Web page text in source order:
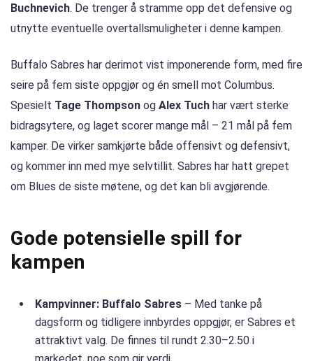
Buchnevich. De trenger å stramme opp det defensive og
utnytte eventuelle overtallsmuligheter i denne kampen.
Buffalo Sabres har derimot vist imponerende form, med fire
seire på fem siste oppgjør og én smell mot Columbus.
Spesielt Tage Thompson og Alex Tuch har vært sterke
bidragsytere, og laget scorer mange mål – 21 mål på fem
kamper. De virker samkjørte både offensivt og defensivt,
og kommer inn med mye selvtillit. Sabres har hatt grepet
om Blues de siste møtene, og det kan bli avgjørende.
Gode potensielle spill for
kampen
Kampvinner: Buffalo Sabres – Med tanke på
dagsform og tidligere innbyrdes oppgjør, er Sabres et
attraktivt valg. De finnes til rundt 2.30–2.50 i